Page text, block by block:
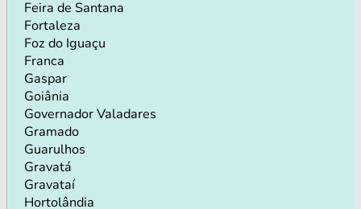
Feira de Santana
Fortaleza
Foz do Iguaçu
Franca
Gaspar
Goiânia
Governador Valadares
Gramado
Guarulhos
Gravatá
Gravataí
Hortolândia